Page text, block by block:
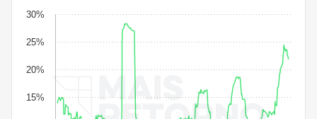
15%
20%
25%
30%